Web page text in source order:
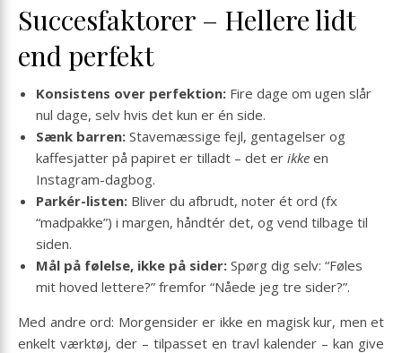
Succesfaktorer – Hellere lidt
end perfekt
Konsistens over perfektion: Fire dage om ugen slår
nul dage, selv hvis det kun er én side.
Sænk barren: Stavemæssige fejl, gentagelser og
kaffesjatter på papiret er tilladt – det er ikke en
Instagram-dagbog.
Parkér-listen: Bliver du afbrudt, noter ét ord (fx
“madpakke”) i margen, håndtér det, og vend tilbage til
siden.
Mål på følelse, ikke på sider: Spørg dig selv: “Føles
mit hoved lettere?” fremfor “Nåede jeg tre sider?”.
Med andre ord: Morgensider er ikke en magisk kur, men et
enkelt værktøj, der – tilpasset en travl kalender – kan give